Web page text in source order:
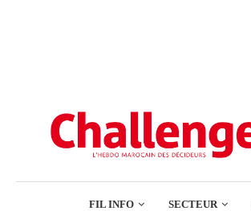
COMMERCE
FIL INFO SECTEUR